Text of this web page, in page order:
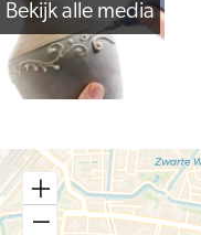
Bekijk alle media